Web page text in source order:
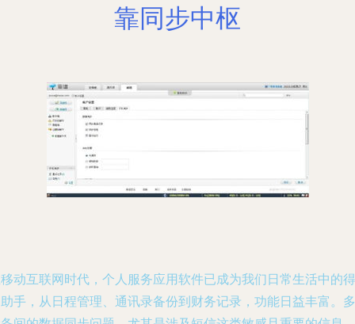
靠同步中枢
动互联网时代，个人服务应用软件已成为我们日常生活中的得
手，从日程管理、通讯录备份到财务记录，功能日益丰富。多